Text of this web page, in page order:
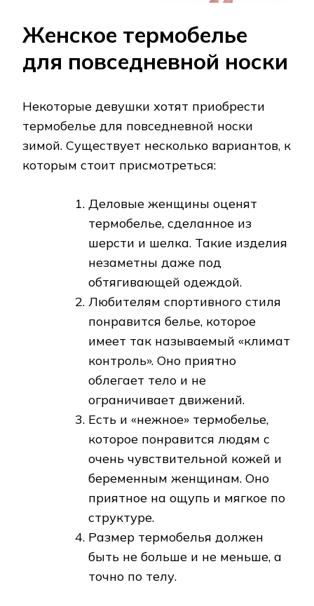
Женское термобелье
для повседневной носки
Некоторые девушки хотят приобрести
термобелье для повседневной носки
зимой. Существует несколько вариантов, к
которым стоит присмотреться:
Деловые женщины оценят
термобелье, сделанное из
шерсти и шелка. Такие изделия
незаметны даже под
обтягивающей одеждой.
Любителям спортивного стиля
понравится белье, которое
имеет так называемый «климат
контроль». Оно приятно
облегает тело и не
ограничивает движений.
Есть и «нежное» термобелье,
которое понравится людям с
очень чувствительной кожей и
беременным женщинам. Оно
приятное на ощупь и мягкое по
структуре.
Размер термобелья должен
быть не больше и не меньше, а
точно по телу.